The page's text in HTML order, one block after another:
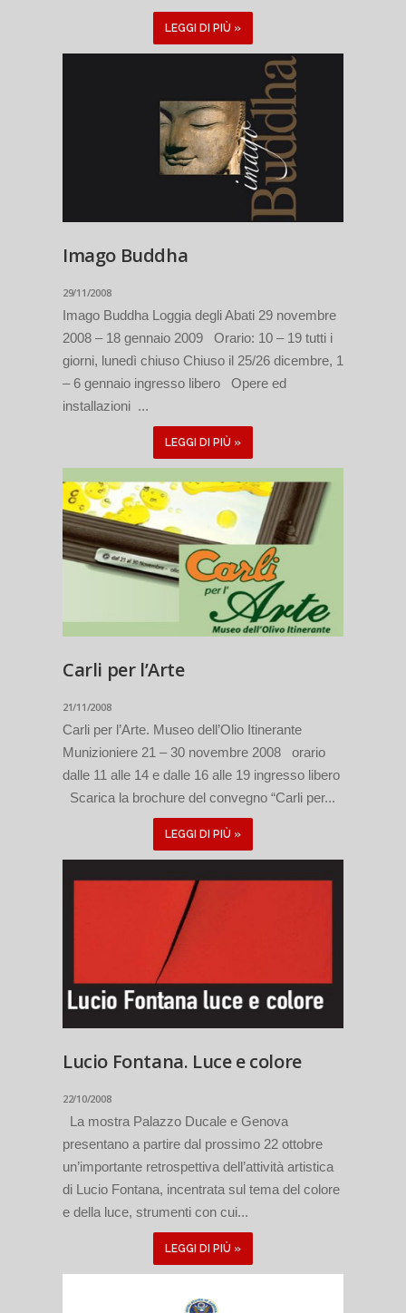
LEGGI DI PIÙ »
Imago Buddha
29/11/2008
Imago Buddha Loggia degli Abati 29 novembre
2008 – 18 gennaio 2009 Orario: 10 – 19 tutti i
giorni, lunedì chiuso Chiuso il 25/26 dicembre, 1
– 6 gennaio ingresso libero Opere ed
installazioni ...
LEGGI DI PIÙ »
Carli per l’Arte
21/11/2008
Carli per l’Arte. Museo dell’Olio Itinerante
Munizioniere 21 – 30 novembre 2008 orario
dalle 11 alle 14 e dalle 16 alle 19 ingresso libero
Scarica la brochure del convegno “Carli per...
LEGGI DI PIÙ »
Lucio Fontana. Luce e colore
22/10/2008
La mostra Palazzo Ducale e Genova
presentano a partire dal prossimo 22 ottobre
un’importante retrospettiva dell’attività artistica
di Lucio Fontana, incentrata sul tema del colore
e della luce, strumenti con cui...
LEGGI DI PIÙ »